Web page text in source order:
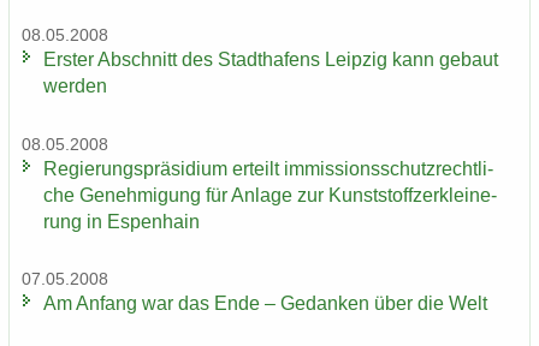
08.05.2008
Ers­ter Ab­schnitt des Stadt­ha­fens Leip­zig kann ge­baut
wer­den
08.05.2008
Re­gie­rungs­prä­si­di­um er­teilt im­mis­si­ons­schutz­recht­li­
che Ge­neh­mi­gung für An­la­ge zur Kunst­stoff­zer­klei­ne­
rung in Es­pen­hain
07.05.2008
Am An­fang war das Ende – Ge­dan­ken über die Welt